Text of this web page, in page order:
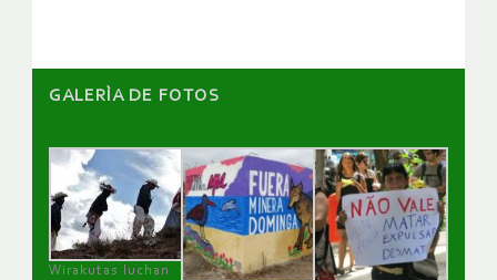
GALERÌA DE FOTOS
Wirakutas luchan